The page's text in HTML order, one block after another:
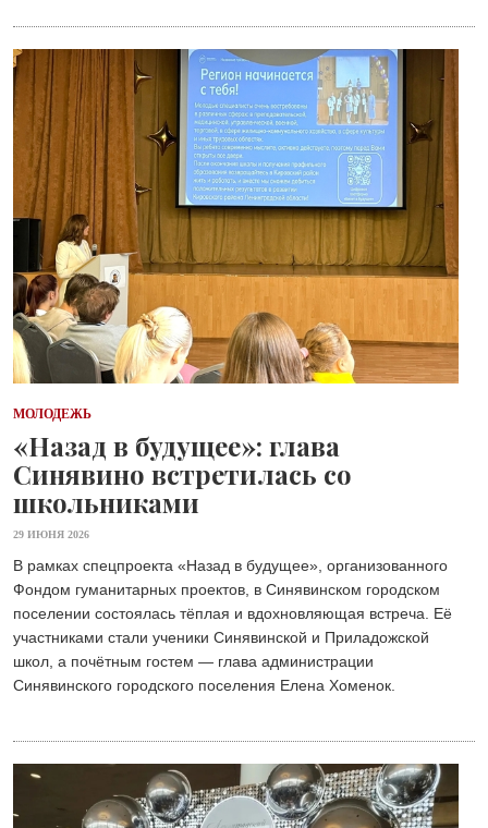
МОЛОДЕЖЬ
«Назад в будущее»: глава
Синявино встретилась со
школьниками
29 ИЮНЯ 2026
В рамках спецпроекта «Назад в будущее», организованного
Фондом гуманитарных проектов, в Синявинском городском
поселении состоялась тёплая и вдохновляющая встреча. Её
участниками стали ученики Синявинской и Приладожской
школ, а почётным гостем — глава администрации
Синявинского городского поселения Елена Хоменок.